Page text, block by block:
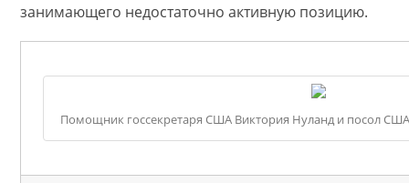
занимающего недостаточно активную позицию.
Помощник госсекретаря США Виктория Нуланд и посол